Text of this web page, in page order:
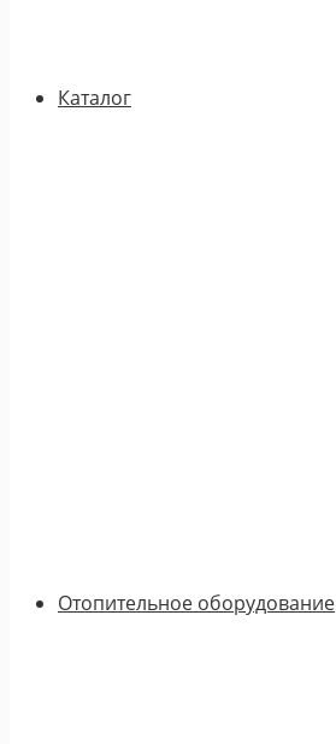
Каталог
Отопительное оборудование